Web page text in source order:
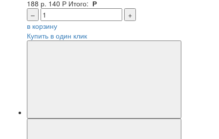
188 р. 140 Р Итого: Р
–
+
в корзину
Купить в один клик